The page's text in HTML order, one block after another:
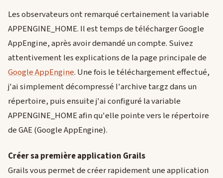
Les observateurs ont remarqué certainement la variable
APPENGINE_HOME. Il est temps de télécharger Google
AppEngine, après avoir demandé un compte. Suivez
attentivement les explications de la page principale de
Google AppEngine. Une fois le téléchargement effectué,
j'ai simplement décompressé l'archive tar.gz dans un
répertoire, puis ensuite j'ai configuré la variable
APPENGINE_HOME afin qu'elle pointe vers le répertoire
de GAE (Google AppEngine).
Créer sa première application Grails
Grails vous permet de créer rapidement une application